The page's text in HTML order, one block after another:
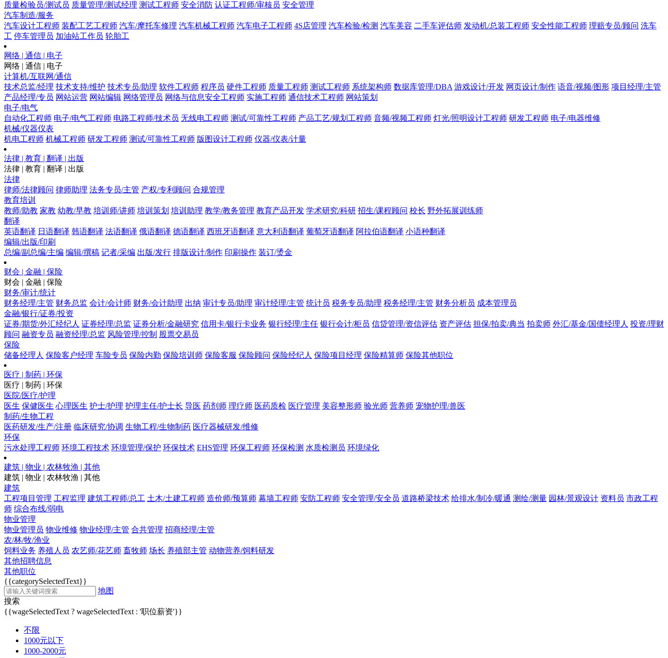
质量检验员/测试员 质量管理/测试经理 测试工程师 安全消防 认证工程师/审核员 安全管理
汽车制造/服务
汽车设计工程师 装配工艺工程师 汽车/摩托车修理 汽车机械工程师 汽车电子工程师 4S店管理 汽车检验/检测 汽车美容 二手车评估师 发动机/总装工程师 安全性能工程师 理赔专员/顾问 洗车
工 停车管理员 加油站工作员 轮胎工
网络 | 通信 | 电子
网络 | 通信 | 电子
计算机/互联网/通信
技术总监/经理 技术支持/维护 技术专员/助理 软件工程师 程序员 硬件工程师 质量工程师 测试工程师 系统架构师 数据库管理/DBA 游戏设计/开发 网页设计/制作 语音/视频/图形 项目经理/主管
产品经理/专员 网站运营 网站编辑 网络管理员 网络与信息安全工程师 实施工程师 通信技术工程师 网站策划
电子/电气
自动化工程师 电子/电气工程师 电路工程师/技术员 无线电工程师 测试/可靠性工程师 产品工艺/规划工程师 音频/视频工程师 灯光/照明设计工程师 研发工程师 电子/电器维修
机械/仪器仪表
机电工程师 机械工程师 研发工程师 测试/可靠性工程师 版图设计工程师 仪器/仪表/计量
法律 | 教育 | 翻译 | 出版
法律 | 教育 | 翻译 | 出版
法律
律师/法律顾问 律师助理 法务专员/主管 产权/专利顾问 合规管理
教育培训
教师/助教 家教 幼教/早教 培训师/讲师 培训策划 培训助理 教学/教务管理 教育产品开发 学术研究/科研 招生/课程顾问 校长 野外拓展训练师
翻译
英语翻译 日语翻译 韩语翻译 法语翻译 俄语翻译 德语翻译 西班牙语翻译 意大利语翻译 葡萄牙语翻译 阿拉伯语翻译 小语种翻译
编辑/出版/印刷
总编/副总编/主编 编辑/撰稿 记者/采编 出版/发行 排版设计/制作 印刷操作 装订/烫金
财会 | 金融 | 保险
财会 | 金融 | 保险
财务/审计/统计
财务经理/主管 财务总监 会计/会计师 财务/会计助理 出纳 审计专员/助理 审计经理/主管 统计员 税务专员/助理 税务经理/主管 财务分析员 成本管理员
金融/银行/证券/投资
证券/期货/外汇经纪人 证券经理/总监 证券分析/金融研究 信用卡/银行卡业务 银行经理/主任 银行会计/柜员 信贷管理/资信评估 资产评估 担保/拍卖/典当 拍卖师 外汇/基金/国债经理人 投资/理财
顾问 融资专员 融资经理/总监 风险管理/控制 股票交易员
保险
储备经理人 保险客户经理 车险专员 保险内勤 保险培训师 保险客服 保险顾问 保险经纪人 保险项目经理 保险精算师 保险其他职位
医疗 | 制药 | 环保
医疗 | 制药 | 环保
医院/医疗/护理
医生 保健医生 心理医生 护士/护理 护理主任/护士长 导医 药剂师 理疗师 医药质检 医疗管理 美容整形师 验光师 营养师 宠物护理/兽医
制药/生物工程
医药研发/生产/注册 临床研究/协调 生物工程/生物制药 医疗器械研发/维修
环保
污水处理工程师 环境工程技术 环境管理/保护 环保技术 EHS管理 环保工程师 环保检测 水质检测员 环境绿化
建筑 | 物业 | 农林牧渔 | 其他
建筑 | 物业 | 农林牧渔 | 其他
建筑
工程项目管理 工程监理 建筑工程师/总工 土木/土建工程师 造价师/预算师 幕墙工程师 安防工程师 安全管理/安全员 道路桥梁技术 给排水/制冷/暖通 测绘/测量 园林/景观设计 资料员 市政工程
师 综合布线/弱电
物业管理
物业管理员 物业维修 物业经理/主管 合共管理 招商经理/主管
农/林/牧/渔业
饲料业务 养殖人员 农艺师/花艺师 畜牧师 场长 养殖部主管 动物营养/饲料研发
其他招聘信息
其他职位
{{categorySelectedText}}
地图
搜索
{{wageSelectedText ? wageSelectedText : '职位薪资'}}
不限
1000元以下
1000-2000元